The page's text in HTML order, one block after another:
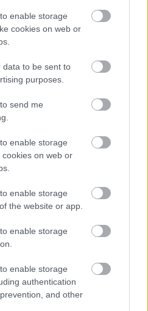
enable storage
cookies on web or
data to be sent to
purposes.
send me
enable storage
on web or
enable storage
the website or app.
enable storage
enable storage
authentication
and other
szeptembertől
bemutatott Miss Saigon
Imre A
Sűrű évkezdés
tartalmas és sokszínű
erővel és izgalommal
János vitézt
játszottam, így az
Kiéltük a "női
operett gála,
Bohém Casting. Úgy
úttal lepett meg a